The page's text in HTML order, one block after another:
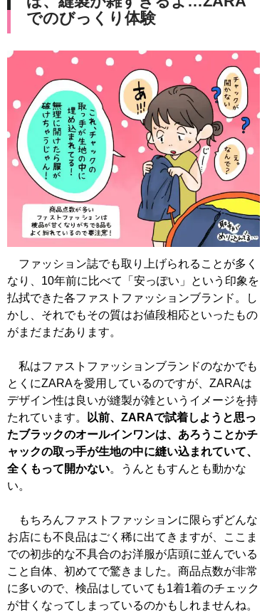
でのびっくり体験
ファッション誌でも取り上げられることが多く
なり、10年前に比べて「安っぽい」という印象を
払拭できた各ファストファッションブランド。し
かし、それでもその質はお値段相応といったもの
がまだまだあります。
私はファストファッションブランドのなかでも
とくにZARAを愛用しているのですが、ZARAは
デザイン性は良いが縫製が雑というイメージを持
たれています。
以前、ZARAで試着しようと思っ
たブラックのオールインワンは、あろうことかチ
ャックの取っ手が生地の中に縫い込まれていて、
全くもって開かない。うんともすんとも動かな
い。
もちろんファストファッションに限らずどんな
お店にも不良品はごく稀に出てきますが、ここま
での初歩的な不具合のお洋服が店頭に並んでいる
こと自体、初めてで驚きました。商品点数が非常
に多いので、検品はしていても1着1着のチェック
が甘くなってしまっているのかもしれませんね。